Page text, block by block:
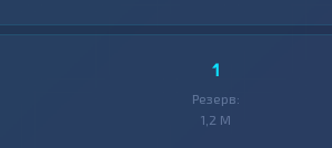
1
Резерв:
1,2 M